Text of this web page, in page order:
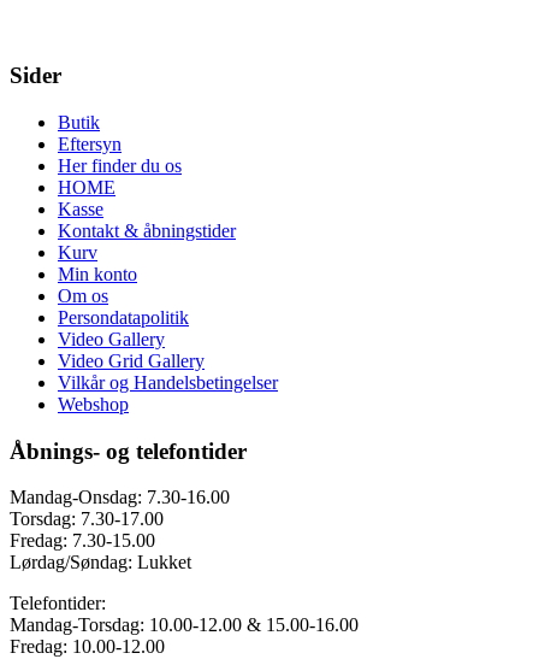
Sider
Butik
Eftersyn
Her finder du os
HOME
Kasse
Kontakt & åbningstider
Kurv
Min konto
Om os
Persondatapolitik
Video Gallery
Video Grid Gallery
Vilkår og Handelsbetingelser
Webshop
Åbnings- og telefontider
Mandag-Onsdag: 7.30-16.00
Torsdag: 7.30-17.00
Fredag: 7.30-15.00
Lørdag/Søndag: Lukket
Telefontider:
Mandag-Torsdag: 10.00-12.00 & 15.00-16.00
Fredag: 10.00-12.00